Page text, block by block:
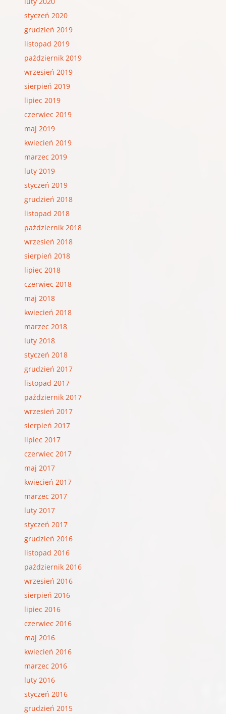
styczeń 2020
grudzień 2019
listopad 2019
październik 2019
wrzesień 2019
sierpień 2019
lipiec 2019
czerwiec 2019
maj 2019
kwiecień 2019
marzec 2019
luty 2019
styczeń 2019
grudzień 2018
listopad 2018
październik 2018
wrzesień 2018
sierpień 2018
lipiec 2018
czerwiec 2018
maj 2018
kwiecień 2018
marzec 2018
luty 2018
styczeń 2018
grudzień 2017
listopad 2017
październik 2017
wrzesień 2017
sierpień 2017
lipiec 2017
czerwiec 2017
maj 2017
kwiecień 2017
marzec 2017
luty 2017
styczeń 2017
grudzień 2016
listopad 2016
październik 2016
wrzesień 2016
sierpień 2016
lipiec 2016
czerwiec 2016
maj 2016
kwiecień 2016
marzec 2016
luty 2016
styczeń 2016
grudzień 2015